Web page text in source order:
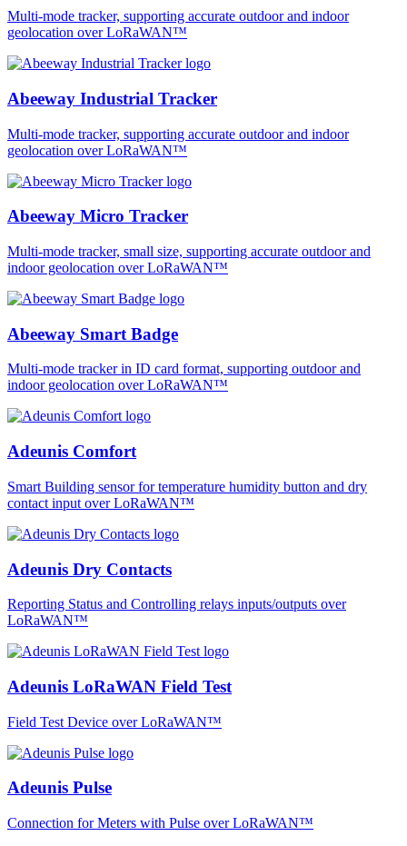
Multi-mode tracker, supporting accurate outdoor and indoor
geolocation over LoRaWAN™
Abeeway Industrial Tracker
Multi-mode tracker, supporting accurate outdoor and indoor
geolocation over LoRaWAN™
Abeeway Micro Tracker
Multi-mode tracker, small size, supporting accurate outdoor and
indoor geolocation over LoRaWAN™
Abeeway Smart Badge
Multi-mode tracker in ID card format, supporting outdoor and
indoor geolocation over LoRaWAN™
Adeunis Comfort
Smart Building sensor for temperature humidity button and dry
contact input over LoRaWAN™
Adeunis Dry Contacts
Reporting Status and Controlling relays inputs/outputs over
LoRaWAN™
Adeunis LoRaWAN Field Test
Field Test Device over LoRaWAN™
Adeunis Pulse
Connection for Meters with Pulse over LoRaWAN™